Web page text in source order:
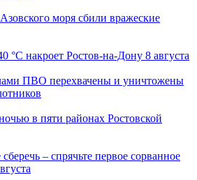
моря сбили вражеские
°C накроет Ростов-на-Дону 8 августа
ПВО перехвачены и уничтожены
в пяти районах Ростовской
– спрячьте первое сорванное